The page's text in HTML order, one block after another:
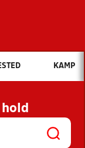
du søge efter?
NYHEDER
OG
KAMP